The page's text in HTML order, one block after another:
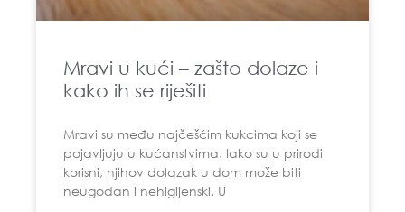
Mravi u kući – zašto dolaze i
kako ih se riješiti
Mravi su među najčešćim kukcima koji se
pojavljuju u kućanstvima. Iako su u prirodi
korisni, njihov dolazak u dom može biti
neugodan i nehigijenski. U